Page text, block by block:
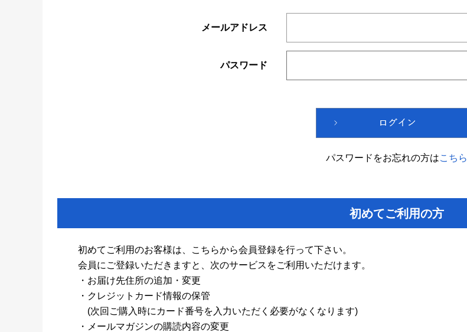
メールアドレス
パスワード
パスワードをお忘れの方はこちら
初めてご利用の方
初めてご利用のお客様は、こちらから会員登録を行って下さい。
会員にご登録いただきますと、次のサービスをご利用いただけます。
・お届け先住所の追加・変更
・クレジットカード情報の保管
(次回ご購入時にカード番号を入力いただく必要がなくなります)
・メールマガジンの購読内容の変更